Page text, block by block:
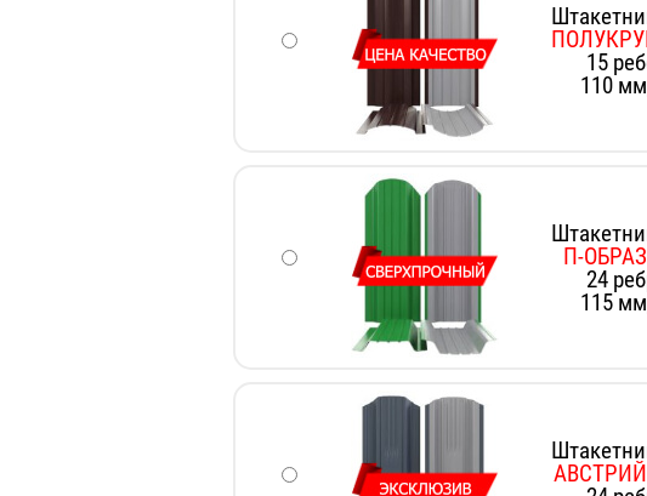
15
110
П-
24
115